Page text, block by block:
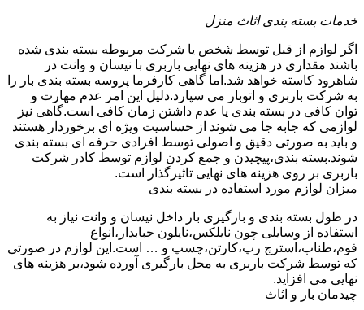
خدمات بسته بندی اثاث منزل
اگر لوازم از قبل توسط شخص یا شرکت مربوطه بسته بندی شده
باشند مقداری در هزینه های نهایی باربری با نیسان و وانت در
شاهرود کاسته خواهد شد.اما گاهی کارفرما پروسه بسته بندی بار را
به شرکت باربری و اتوبار می سپارد.دلیل این امر عدم مهارت و
توان کافی در بسته بندی یا عدم داشتن زمان کافی است.گاهی نیز
لوازمی که جابه جا می شوند از حساسیت ویژه ای برخوردار هستند
و باید به صورتی دقیق و اصولی توسط افرادی حرفه ای بسته بندی
شوند.بسته بندی،پیچیدن و جمع کردن لوازم توسط کادر شرکت
باربری بر روی هزینه های نهایی تاثیرگذار است.
میزان لوازم مورد استفاده در بسته بندی
در طول بسته بندی و بارگیری بار داخل نیسان و وانت نیاز به
استفاده از وسایلی چون نایلکس،نایلون حبابدار،انواع
فوم،طناب،استرچ رپ،کارتن،چسپ و … است.این لوازم در صورتی
که توسط شرکت باربری به محل بارگیری آورده شود،بر هزینه های
نهایی می افزاید.
چیدمان بار و اثاث